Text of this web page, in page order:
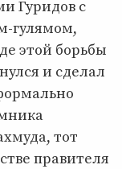
Гуридов с
гулямом,
этой борьбы
и сделал
тот
правителя